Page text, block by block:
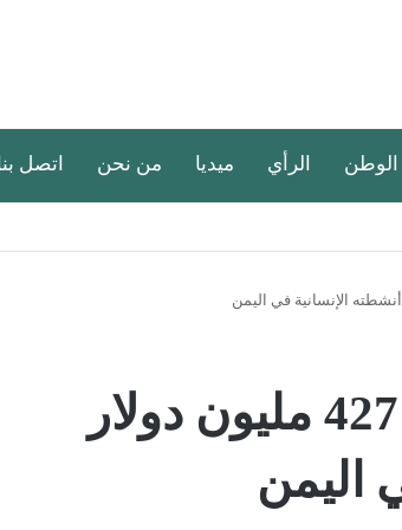
الوطن الرأي ميديا من نحن اتصل
الغذاء العالمي يعلن حاجته لـ 427 مليون دولار
اليمن